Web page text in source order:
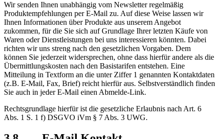
Wir senden Ihnen unabhängig vom Newsletter regelmäßig
Produktempfehlungen per E-Mail zu. Auf diese Weise lassen wir
Ihnen Informationen über Produkte aus unserem Angebot
zukommen, für die Sie sich auf Grundlage Ihrer letzten Käufe von
Waren oder Dienstleistungen bei uns interessieren könnten. Dabei
richten wir uns streng nach den gesetzlichen Vorgaben. Dem
können Sie jederzeit widersprechen, ohne dass hierfür andere als die
Übermittlungskosten nach den Basistarifen entstehen. Eine
Mitteilung in Textform an die unter Ziffer 1 genannten Kontaktdaten
(z.B. E-Mail, Fax, Brief) reicht hierfür aus. Selbstverständlich finden
Sie auch in jeder E-Mail einen Abmelde-Link.
Rechtsgrundlage hierfür ist die gesetzliche Erlaubnis nach Art. 6
Abs. 1 S. 1 f) DSGVO iVm § 7 Abs. 3 UWG.